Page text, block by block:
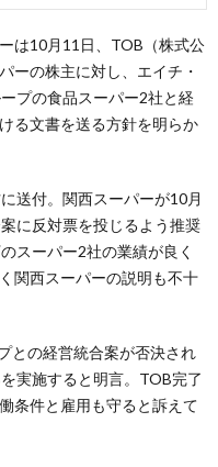
は10月11日、TOB（株式公
ーの株主に対し、エイチ・
プの食品スーパー2社と経
る文書を送る方針を明らか
送付。関西スーパーが10月
に反対票を投じるよう推奨
スーパー2社の業績が良く
関西スーパーの説明も不十
との経営統合案が否決され
実施すると明言。TOB完了
条件と雇用も守ると訴えて